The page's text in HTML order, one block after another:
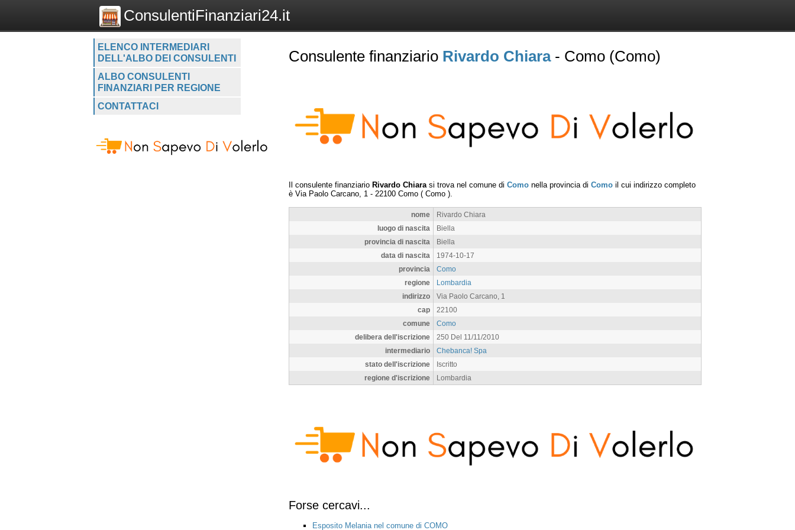
ConsulentiFinanziari24.it
ELENCO INTERMEDIARI
DELL'ALBO DEI CONSULENTI
ALBO CONSULENTI
FINANZIARI PER REGIONE
CONTATTACI
Consulente finanziario Rivardo Chiara- Como (Como)
Il consulente finanziario Rivardo Chiara si trova nel comune di Como nella provincia di Como il cui indirizzo completo
è Via Paolo Carcano, 1 - 22100 Como ( Como ).
nome
Rivardo Chiara
luogo di nascita
Biella
provincia di nascita
Biella
data di nascita
1974-10-17
provincia
Como
regione
Lombardia
indirizzo
Via Paolo Carcano, 1
cap
22100
comune
Como
delibera dell'iscrizione
250 Del 11/11/2010
intermediario
Chebanca! Spa
stato dell'iscrizione
Iscritto
regione d'iscrizione
Lombardia
Forse cercavi...
Esposito Melania nel comune di COMO